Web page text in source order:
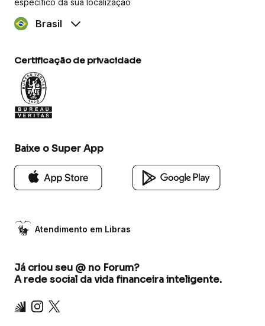
específico da sua localização
Brasil
Certificação de privacidade
Baixe o Super App
Atendimento em Libras
Já criou seu @ no Forum?
A rede social da vida financeira inteligente.
Inter Instagram
X